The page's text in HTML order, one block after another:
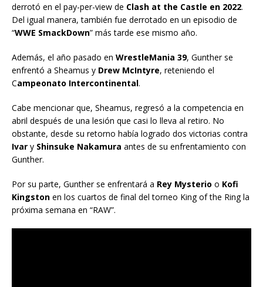
derrotó en el pay-per-view de Clash at the Castle en 2022.
Del igual manera, también fue derrotado en un episodio de
“WWE SmackDown” más tarde ese mismo año.
Además, el año pasado en WrestleMania 39, Gunther se
enfrentó a Sheamus y Drew McIntyre, reteniendo el
Campeonato Intercontinental.
Cabe mencionar que, Sheamus, regresó a la competencia en
abril después de una lesión que casi lo lleva al retiro. No
obstante, desde su retorno había logrado dos victorias contra
Ivar y Shinsuke Nakamura antes de su enfrentamiento con
Gunther.
Por su parte, Gunther se enfrentará a Rey Mysterio o Kofi
Kingston en los cuartos de final del torneo King of the Ring la
próxima semana en “RAW”.